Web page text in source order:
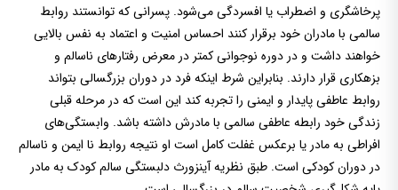
پرخاشگری و اضطراب یا افسردگی می‌شود. پسرانی که توانستند روابط
سالمی با مادران خود برقرار کنند احساس امنیت و اعتماد به نفس بالایی
خواهند داشت و در دوره نوجوانی کمتر در معرض رفتارهای ناسالم و
بزهکاری قرار دارند. بنابراین شرط اینکه فرد در دوران بزرگسالی بتواند
روابط عاطفی پایدار و ایمنی را تجربه کند این است که در مرحله قبلی
زندگی خود رابطه عاطفی سالمی با مادرش داشته باشد. وابستگی‌های
افراطی به مادر یا برعکس غفلت کامل است او نتیجه روابط نا ایمن و ناسالم
در دوران کودکی است. طبق نظریه آینزورث دلبستگی سالم کودک به مادر